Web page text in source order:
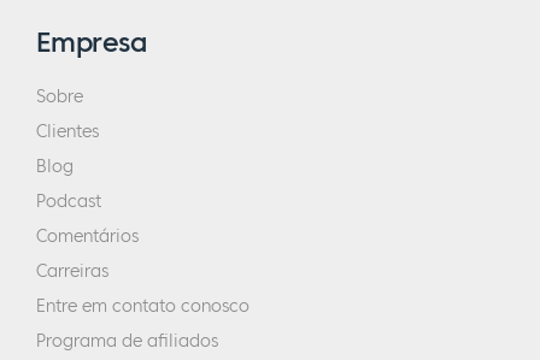
Empresa
Sobre
Clientes
Blog
Podcast
Comentários
Carreiras
Entre em contato conosco
Programa de afiliados